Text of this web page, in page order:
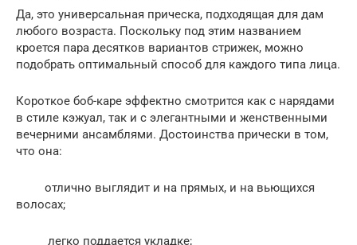
Да, это универсальная прическа, подходящая для дам
любого возраста. Поскольку под этим названием
кроется пара десятков вариантов стрижек, можно
подобрать оптимальный способ для каждого типа лица.
Короткое боб-каре эффектно смотрится как с нарядами
в стиле кэжуал, так и с элегантными и женственными
вечерними ансамблями. Достоинства прически в том,
что она:
отлично выглядит и на прямых, и на вьющихся
волосах;
легко поддается укладке;